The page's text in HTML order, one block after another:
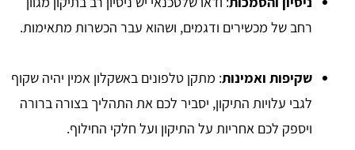
רחב של מכשירים ודגמים, ושהוא עבר הכשרות מתאימות.
שקיפות ואמינות: מתקן טלפונים באשקלון אמין יהיה שקוף
לגבי עלויות התיקון, יסביר לכם את התהליך בצורה ברורה
ויספק לכם אחריות על התיקון ועל חלקי החילוף.